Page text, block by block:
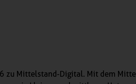
Mittelstand-Digital. Mit dem